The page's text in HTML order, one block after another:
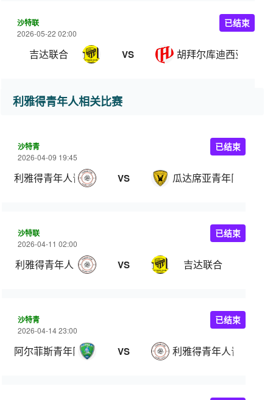
沙特联
2026-05-22 02:00
吉达联合 VS 胡拜尔库迪西亚
已结束
利雅得青年人相关比赛
沙特青
2026-04-09 19:45
利雅得青年人青年队 VS 瓜达席亚青年队
已结束
沙特联
2026-04-11 02:00
利雅得青年人 VS 吉达联合
已结束
沙特青
2026-04-14 23:00
阿尔菲斯青年队 VS 利雅得青年人青年队
已结束